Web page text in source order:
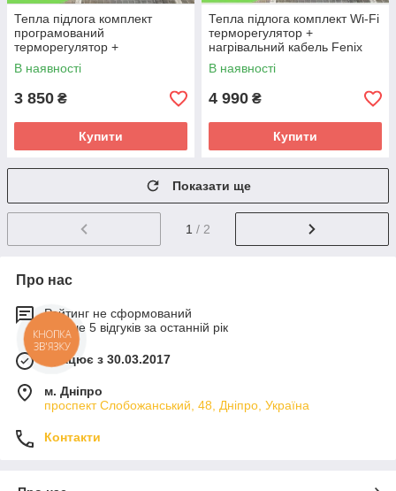
Тепла підлога комплект
програмований
терморегулятор +
нагрівальний кабель Fenix
ADSV10
В наявності
3 850 ₴
Купити
Тепла підлога комплект Wi-Fi
терморегулятор +
нагрівальний кабель Fenix
ADSV10
В наявності
4 990 ₴
Купити
Показати ще
1 / 2
Про нас
Рейтинг не сформований
Менше 5 відгуків за останній рік
Працює з 30.03.2017
м. Дніпро
проспект Слобожанський, 48, Дніпро, Україна
Контакти
КНОПКА
ЗВ'ЯЗКУ